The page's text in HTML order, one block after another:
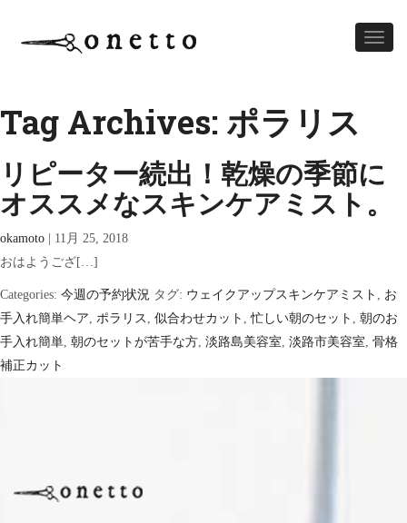
Tag Archives: ポラリス
リピーター続出！乾燥の季節に
オススメなスキンケアミスト。
okamoto
11月 25, 2018
おはようござ[…]
Categories: 今週の予約状況 タグ: ウェイクアップスキンケアミスト , お
手入れ簡単ヘア, ポラリス , 似合わせカット ,忙しい朝のセット , 朝のお
手入れ簡単, 朝のセットが苦手な方, 淡路島美容室, 淡路市美容室, 骨格
補正カット